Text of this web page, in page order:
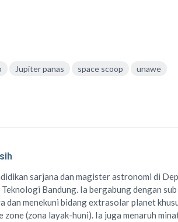
Jupiter panas space scoop
unawe
sarjana dan magister astronomi di
Bandung. Ia bergabung dengan
dan menekuni bidang extrasolar planet
zone (zona layak-huni). Ia juga menaruh